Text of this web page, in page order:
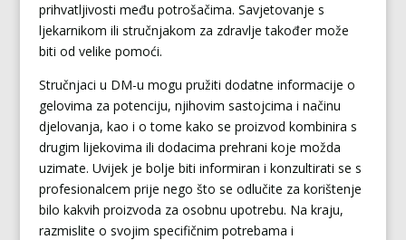
prihvatljivosti među potrošačima. Savjetovanje s
ljekarnikom ili stručnjakom za zdravlje također može
biti od velike pomoći.
Stručnjaci u DM-u mogu pružiti dodatne informacije o
gelovima za potenciju, njihovim sastojcima i načinu
djelovanja, kao i o tome kako se proizvod kombinira s
drugim lijekovima ili dodacima prehrani koje možda
uzimate. Uvijek je bolje biti informiran i konzultirati se s
profesionalcem prije nego što se odlučite za korištenje
bilo kakvih proizvoda za osobnu upotrebu. Na kraju,
razmislite o svojim specifičnim potrebama i